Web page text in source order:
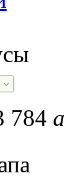
784 a